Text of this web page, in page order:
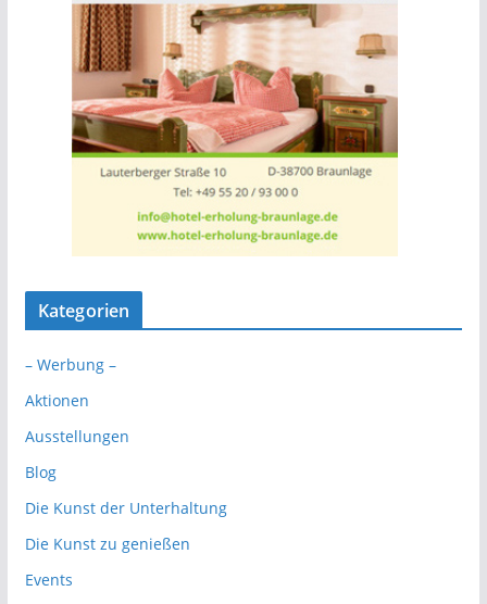
Kategorien
– Werbung –
Aktionen
Ausstellungen
Blog
Die Kunst der Unterhaltung
Die Kunst zu genießen
Events